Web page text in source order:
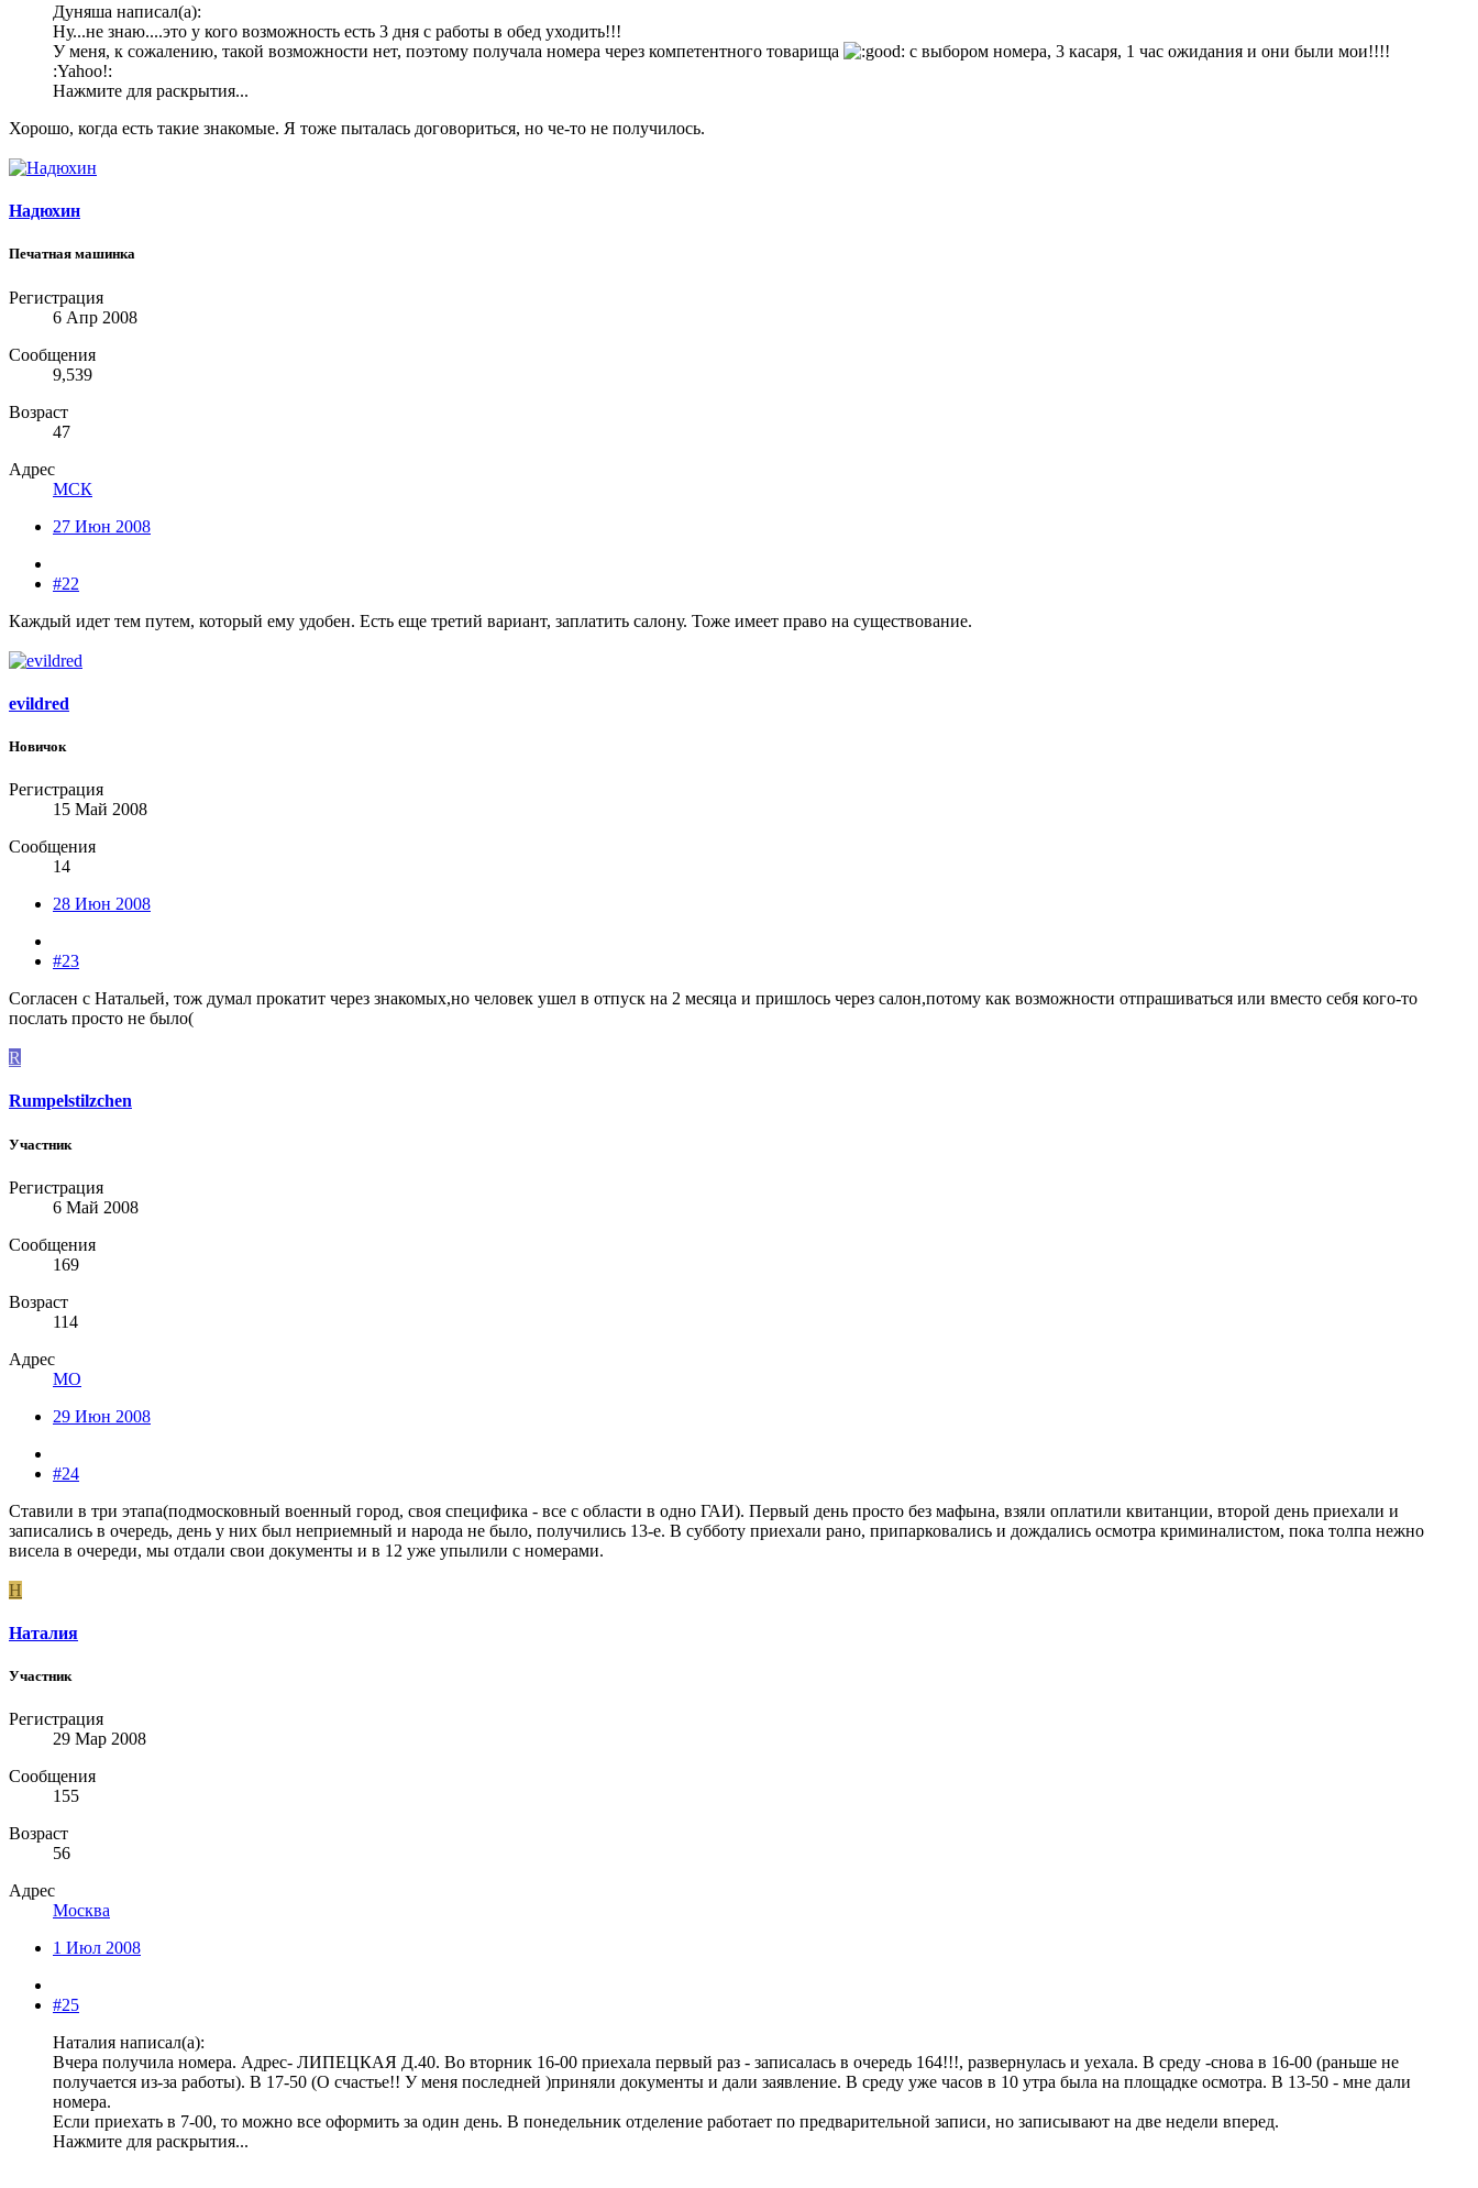
Дуняша написал(а):
Ну...не знаю....это у кого возможность есть 3 дня с работы в обед уходить!!!
У меня, к сожалению, такой возможности нет, поэтому получала номера через компетентного товарища
с выбором номера, 3 касаря, 1 час ожидания и они были мои!!!!
:Yahoo!:
Нажмите для раскрытия...
Хорошо, когда есть такие знакомые. Я тоже пыталась договориться, но че-то не получилось.
Надюхин
Печатная машинка
Регистрация
6 Апр 2008
Сообщения
9,539
Возраст
47
Адрес
МСК
27 Июн 2008
#22
Каждый идет тем путем, который ему удобен. Есть еще третий вариант, заплатить салону. Тоже имеет право на существование.
evildred
Новичок
Регистрация
15 Май 2008
Сообщения
14
28 Июн 2008
#23
Согласен с Натальей, тож думал прокатит через знакомых,но человек ушел в отпуск на 2 месяца и пришлось через салон,потому как возможности отпрашиваться или вместо себя кого-то
послать просто не было(
R
Rumpelstilzchen
Участник
Регистрация
6 Май 2008
Сообщения
169
Возраст
114
Адрес
МО
29 Июн 2008
#24
Ставили в три этапа(подмосковный военный город, своя специфика - все с области в одно ГАИ). Первый день просто без мафына, взяли оплатили квитанции, второй день приехали и
записались в очередь, день у них был неприемный и народа не было, получились 13-е. В субботу приехали рано, припарковались и дождались осмотра криминалистом, пока толпа нежно
висела в очереди, мы отдали свои документы и в 12 уже упылили с номерами.
Н
Наталия
Участник
Регистрация
29 Мар 2008
Сообщения
155
Возраст
56
Адрес
Москва
1 Июл 2008
#25
Наталия написал(а):
Вчера получила номера. Адрес- ЛИПЕЦКАЯ Д.40. Во вторник 16-00 приехала первый раз - записалась в очередь 164!!!, развернулась и уехала. В среду -снова в 16-00 (раньше не
получается из-за работы). В 17-50 (О счастье!! У меня последней )приняли документы и дали заявление. В среду уже часов в 10 утра была на площадке осмотра. В 13-50 - мне дали
номера.
Если приехать в 7-00, то можно все оформить за один день. В понедельник отделение работает по предварительной записи, но записывают на две недели вперед.
Нажмите для раскрытия...